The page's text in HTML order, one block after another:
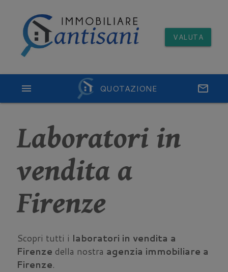
VALUTA
QUOTAZIONE email
menu
Laboratori in
vendita a
Firenze
Scopri tutti i laboratori in vendita a
Firenze della nostra agenzia immobiliare a
Firenze.